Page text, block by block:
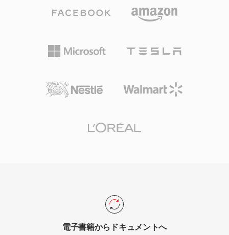
電子書籍からドキュメントへ